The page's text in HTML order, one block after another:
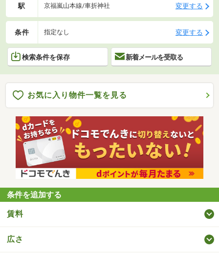
駅 京福嵐山本線/車折神社 変更する
条件 指定なし 変更する
検索条件を保存 新着メールを受取る
お気に入り物件一覧を見る
条件を追加する
賃料
広さ